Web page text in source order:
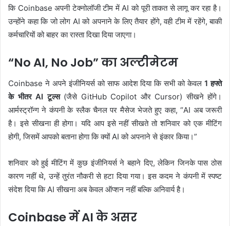
कि Coinbase अपनी टेक्नोलॉजी टीम में AI को पूरी ताकत से लागू कर रहा है।
उन्होंने कहा कि जो लोग AI को अपनाने के लिए तैयार होंगे, वही टीम में रहेंगे, बाकी
कर्मचारियों को बाहर का रास्ता दिखा दिया जाएगा।
“No AI, No Job” का अल्टीमेटम
Coinbase ने अपने इंजीनियर्स को साफ आदेश दिया कि सभी को केवल1 हफ्ते
के भीतर AI टूल्स(जैसे GitHub Copilot और Cursor) सीखने होंगे।
आर्मस्ट्रॉन्ग ने कंपनी के स्लैक चैनल पर मैसेज भेजते हुए कहा, “AI अब जरूरी
है। इसे सीखना ही होगा। यदि आप इसे नहीं सीखते तो शनिवार को एक मीटिंग
होगी, जिसमें आपको बताना होगा कि क्यों AI को अपनाने से इंकार किया।”
शनिवार को हुई मीटिंग में कुछ इंजीनियर्स ने बहाने दिए, लेकिन जिनके पास ठोस
कारण नहीं थे, उन्हें तुरंत नौकरी से हटा दिया गया। इस कदम ने कंपनी में स्पष्ट
संदेश दिया कि AI सीखना अब केवल ऑप्शन नहीं बल्कि अनिवार्य है।
Coinbase में AI के असर